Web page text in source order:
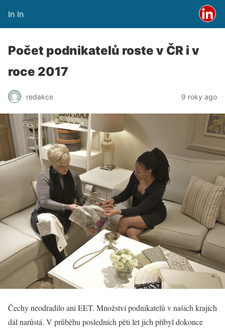
In In
Počet podnikatelů roste v ČR i v
roce 2017
redakce 9 roky ago
Čechy neodradilo ani EET. Množství podnikatelů v našich krajích
dál narůstá. V průběhu posledních pěti let jich přibyl dokonce